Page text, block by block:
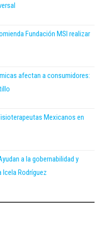
Fundación MSI realizar
afectan a consumidores:
Mexicanos en
a la gobernabilidad y
Icela Rodríguez